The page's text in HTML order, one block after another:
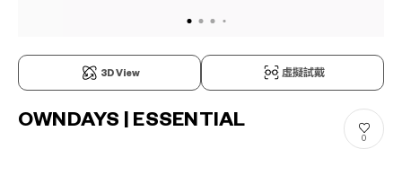
3D View 虛擬試戴
OWNDAYS | ESSENTIAL
0